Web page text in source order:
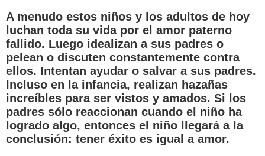
A menudo estos niños y los adultos de hoy
luchan toda su vida por el amor paterno
fallido. Luego idealizan a sus padres o
pelean o discuten constantemente contra
ellos. Intentan ayudar o salvar a sus padres.
Incluso en la infancia, realizan hazañas
increíbles para ser vistos y amados. Si los
padres sólo reaccionan cuando el niño ha
logrado algo, entonces el niño llegará a la
conclusión: tener éxito es igual a amor.